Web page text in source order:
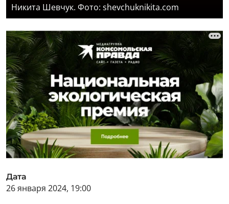
Никита Шевчук. Фото: shevchuknikita.com
Дата
26 января 2024, 19:00